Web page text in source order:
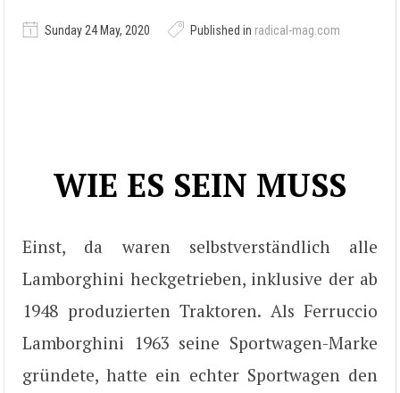
Sunday 24 May, 2020 Published in radical-mag.com
WIE ES SEIN MUSS
Einst, da waren selbstverständlich alle
Lamborghini heckgetrieben, inklusive der ab
1948 produzierten Traktoren. Als Ferruccio
Lamborghini 1963 seine Sportwagen-Marke
gründete, hatte ein echter Sportwagen den